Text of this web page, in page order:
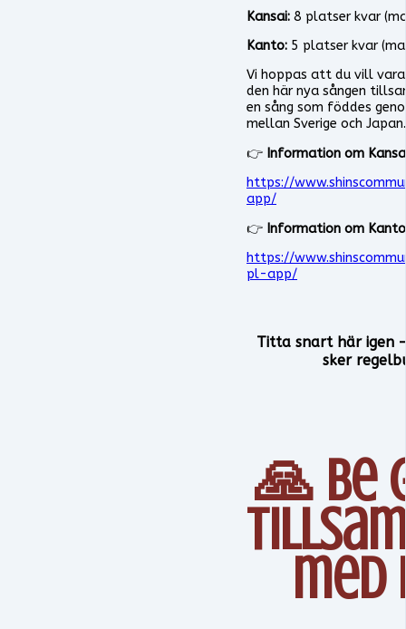
Kansai: 8 platser kvar
Kanto: 5 platser kvar
Vi hoppas att du vill vara
den här nya sången
en sång som föddes
mellan Sverige och Japan.
👉 Information om
https://
app/
👉 Information om
https://
pl-app/
Titta snart här igen
sker
🙏 Be
med